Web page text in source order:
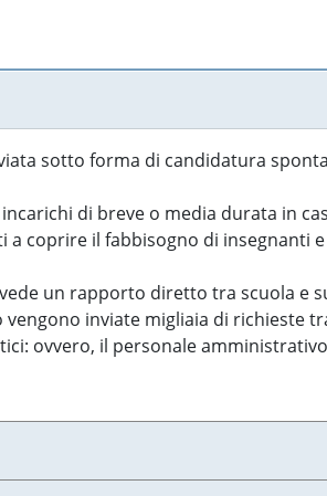
sotto forma di candidatura
di breve o media durata in
coprire il fabbisogno di insegnanti e
un rapporto diretto tra scuola e
inviate migliaia di richieste
ovvero, il personale